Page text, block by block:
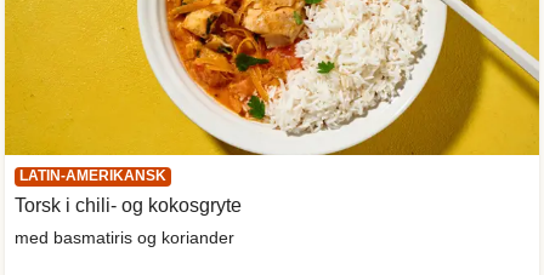
LATIN-AMERIKANSK
Torsk i chili- og kokosgryte
med basmatiris og koriander